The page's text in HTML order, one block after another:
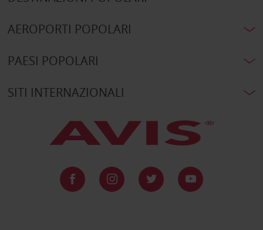
AEROPORTI POPOLARI
PAESI POPOLARI
SITI INTERNAZIONALI